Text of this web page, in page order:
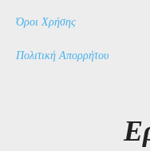
Όροι Χρήσης
Πολιτική Απορρήτου